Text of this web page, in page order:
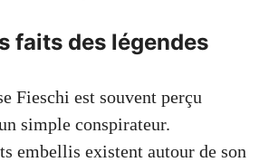
faits des légendes
Fieschi est souvent perçu
simple conspirateur.
embellis existent autour de son